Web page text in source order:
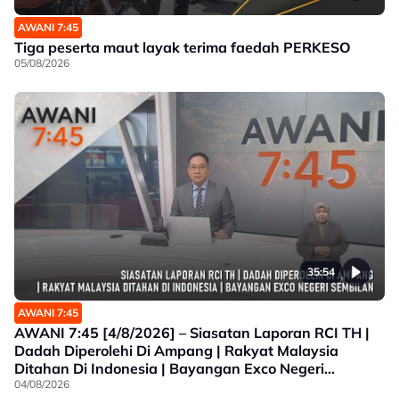
AWANI 7:45
Tiga peserta maut layak terima faedah PERKESO
05/08/2026
35:54
AWANI 7:45
AWANI 7:45 [4/8/2026] – Siasatan Laporan RCI TH |
Dadah Diperolehi Di Ampang | Rakyat Malaysia
Ditahan Di Indonesia | Bayangan Exco Negeri
Sembilan
04/08/2026